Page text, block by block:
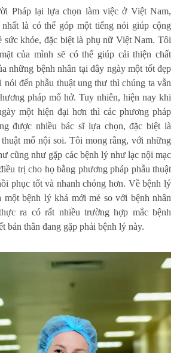
Pháp lại lựa chọn làm việc ở Việt Nam,
là có thể góp một tiếng nói giúp cộng
sức khỏe, đặc biệt là phụ nữ Việt Nam. Tôi
của mình sẽ có thể giúp cải thiện chất
những bệnh nhân tại đây ngày một tốt đẹp
đến phẫu thuật ung thư thì chúng ta vẫn
pháp mổ hở. Tuy nhiên, hiện nay khi
một hiện đại hơn thì các phương pháp
được nhiều bác sĩ lựa chọn, đặc biệt là
mổ nội soi. Tôi mong rằng, với những
cũng như gặp các bệnh lý như lạc nội mạc
trị cho họ bằng phương pháp phẫu thuật
phục tốt và nhanh chóng hơn. Về bệnh lý
một bệnh lý khá mới mẻ so với bệnh nhân
ra có rất nhiều trường hợp mắc bệnh
bản thân đang gặp phải bệnh lý này.